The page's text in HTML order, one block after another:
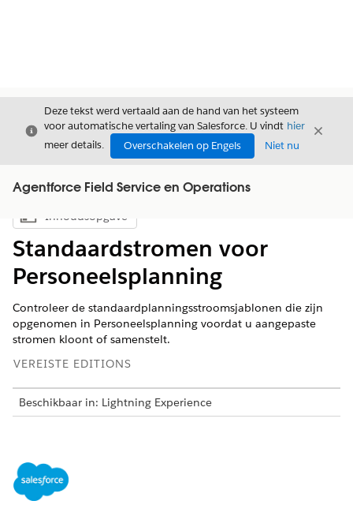
Sluiten
Deze tekst werd vertaald aan de hand van het systeem
voor automatische vertaling van Salesforce. U vindt hier
meer details.
Overschakelen op Engels Niet nu
Sluiten
Agentforce Field Service en Operations
Inhoudsopgave weergeven
Inhoudsopgave
Standaardstromen voor
Personeelsplanning
Controleer de standaardplanningsstroomsjablonen die zijn
opgenomen in Personeelsplanning voordat u aangepaste
stromen kloont of samenstelt.
VEREISTE EDITIONS
Beschikbaar in: Lightning Experience